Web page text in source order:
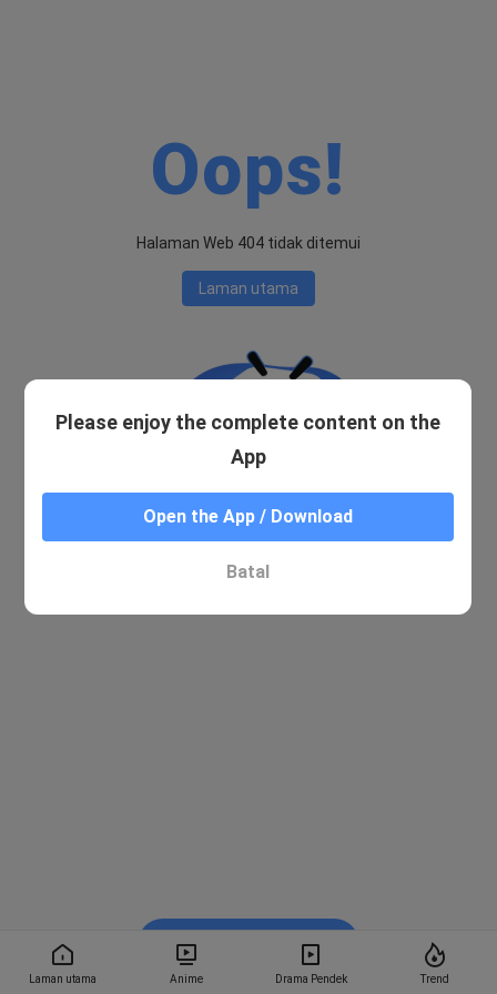
Laman utama Anime Drama Pendek Trend
Oops!
Halaman Web 404 tidak ditemui
Laman utama
Please enjoy the complete content on the
App
Open the App / Download
Batal
Tonton dalam BiliBili